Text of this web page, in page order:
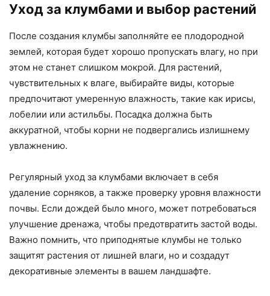
Уход за клумбами и выбор растений
После создания клумбы заполняйте ее плодородной
землей, которая будет хорошо пропускать влагу, но при
этом не станет слишком мокрой. Для растений,
чувствительных к влаге, выбирайте виды, которые
предпочитают умеренную влажность, такие как ирисы,
лобелии или астильбы. Посадка должна быть
аккуратной, чтобы корни не подвергались излишнему
увлажнению.
Регулярный уход за клумбами включает в себя
удаление сорняков, а также проверку уровня влажности
почвы. Если дождей было много, может потребоваться
улучшение дренажа, чтобы предотвратить застой воды.
Важно помнить, что приподнятые клумбы не только
защитят растения от лишней влаги, но и создадут
декоративные элементы в вашем ландшафте.